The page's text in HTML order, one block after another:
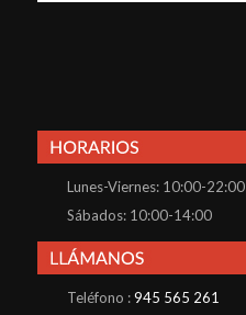
Lunes-Viernes: 10:00-22:00
Sábados: 10:00-14:00
Teléfono :945 565 261